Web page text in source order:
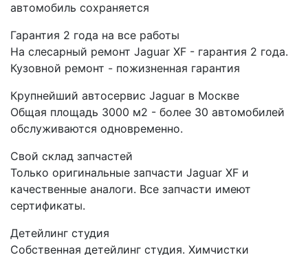
автомобиль сохраняется
Гарантия 2 года на все работы
На слесарный ремонт Jaguar XF - гарантия 2 года.
Кузовной ремонт - пожизненная гарантия
Крупнейший автосервис Jaguar в Москве
Общая площадь 3000 м2 - более 30 автомобилей
обслуживаются одновременно.
Свой склад запчастей
Только оригинальные запчасти Jaguar XF и
качественные аналоги. Все запчасти имеют
сертификаты.
Детейлинг студия
Собственная детейлинг студия. Химчистки